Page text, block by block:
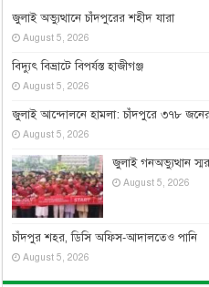
জুলাই অভ্যুত্থানে চাঁদপুরের শহীদ যারা
August 5, 2026
বিদ্যুৎ বিভ্রাটে বিপর্যস্ত হাজীগঞ্জ
August 5, 2026
জুলাই আন্দোলনে হামলা: চাঁদপুরে ৩৭৮ জনের
August 5, 2026
জুলাই গনঅভ্যুত্থান
August 5, 2026
চাঁদপুর শহর, ডিসি অফিস-আদালতেও পানি
August 5, 2026